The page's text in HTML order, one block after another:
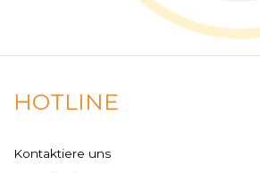
HOTLINE
Kontaktiere uns